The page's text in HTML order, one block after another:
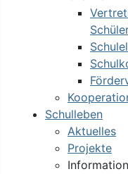
Schulleben
Aktuelles
Projekte